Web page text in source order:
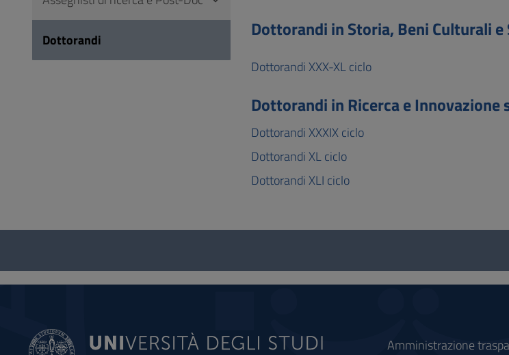
Footer
Dottorandi in Storia, Beni Culturali
Dottorandi XXX-XL ciclo
Dottorandi in Ricerca e Innovazione
Dottorandi XXXIX ciclo
Dottorandi XL ciclo
Dottorandi XLI ciclo
Dottorandi
Questionario
social
Amministrazione